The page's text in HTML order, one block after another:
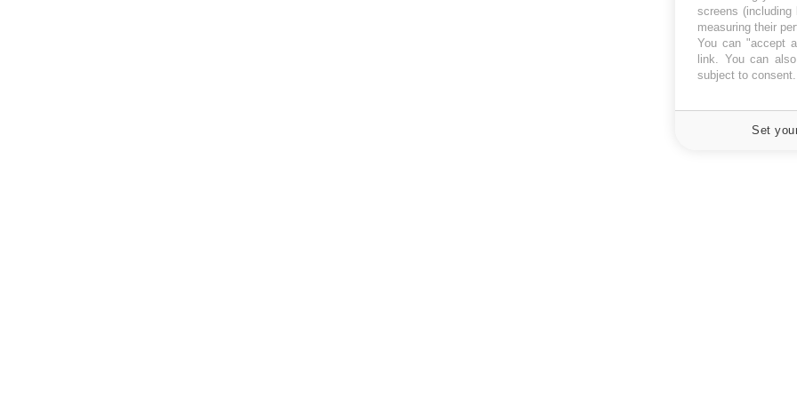
screens
measuring their
You can "accept
link. You can
subject to
Set